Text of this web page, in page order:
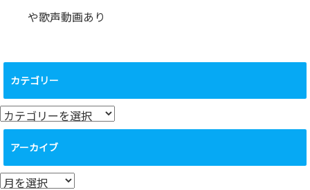
や歌声動画あり
カテゴリー
カ
テ
リ
ー
アーカイブ
ア